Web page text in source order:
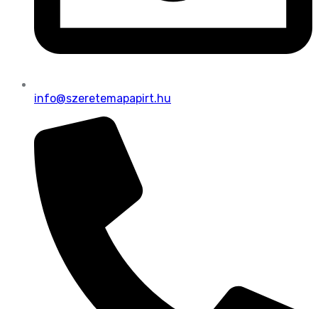
info@szeretemapapirt.hu